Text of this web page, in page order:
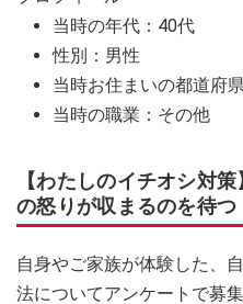
当時の年代：40代
性別：男性
当時お住まいの都道府
当時の職業：その他
【わたしのイチオシ対
の怒りが収まるのを待つ
自身やご家族が体験した、
法についてアンケートで募